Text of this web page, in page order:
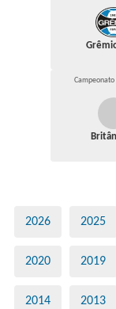
Campeonato
2026 2025
2020 2019
2014 2013